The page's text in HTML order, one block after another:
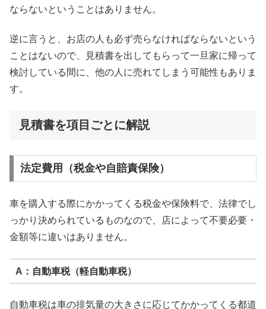
ならないということはありません。
逆に言うと、お店の人も必ず売らなければならないという
ことはないので、見積書を出してもらって一旦家に帰って
検討している間に、他の人に売れてしまう可能性もありま
す。
見積書を項目ごとに解説
法定費用（税金や自賠責保険）
車を購入する際にかかってくる税金や保険料で、法律でし
っかり決められているものなので、店によって不要必要・
金額等に違いはありません。
A：自動車税（軽自動車税）
自動車税は車の排気量の大きさに応じてかかってくる都道